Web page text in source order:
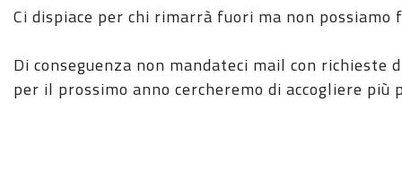
Ci dispiace per chi rimarrà fuori ma non possiamo
Di conseguenza non mandateci mail con richieste
per il prossimo anno cercheremo di accogliere più